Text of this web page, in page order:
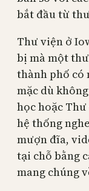
bắt đầu từ
Thư viện ở
bị mà một
thành phố có
mặc dù
học hoặc
hệ thống
mượn đĩa,
tại chỗ bằng
mang chúng